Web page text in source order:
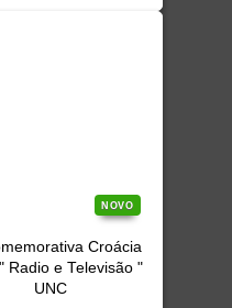
NOVO
Croácia
Radio e Televisão "
UNC